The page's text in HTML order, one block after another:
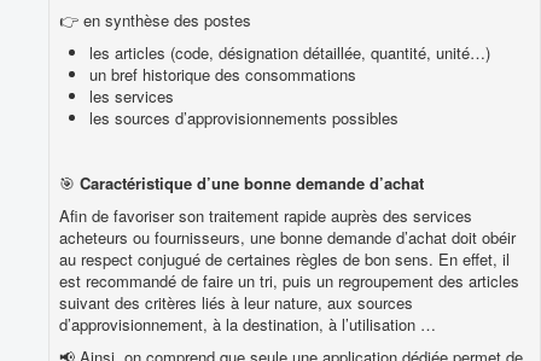
👉 en synthèse des postes
les articles (code, désignation détaillée, quantité, unité…)
un bref historique des consommations
les services
les sources d’approvisionnements possibles
🎯 Caractéristique d’une bonne demande d’achat
Afin de favoriser son traitement rapide auprès des services
acheteurs ou fournisseurs, une bonne demande d’achat doit obéir
au respect conjugué de certaines règles de bon sens. En effet, il
est recommandé de faire un tri, puis un regroupement des articles
suivant des critères liés à leur nature, aux sources
d’approvisionnement, à la destination, à l’utilisation …